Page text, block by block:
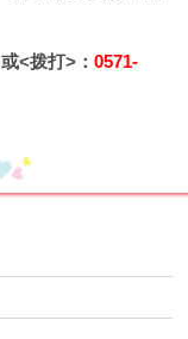
或<拨打>： 0571-